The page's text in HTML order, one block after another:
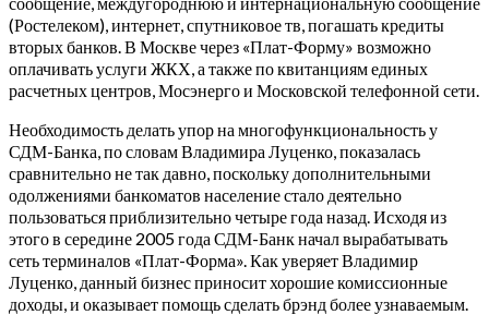
(Ростелеком), интернет, спутниковое тв, погашать кредиты
вторых банков. В Москве через «Плат-Форму» возможно
оплачивать услуги ЖКХ, а также по квитанциям единых
расчетных центров, Мосэнерго и Московской телефонной сети.
Необходимость делать упор на многофункциональность у
СДМ-Банка, по словам Владимира Луценко, показалась
сравнительно не так давно, поскольку дополнительными
одолжениями банкоматов население стало деятельно
пользоваться приблизительно четыре года назад. Исходя из
этого в середине 2005 года СДМ-Банк начал вырабатывать
сеть терминалов «Плат-Форма». Как уверяет Владимир
Луценко, данный бизнес приносит хорошие комиссионные
доходы, и оказывает помощь сделать брэнд более узнаваемым.